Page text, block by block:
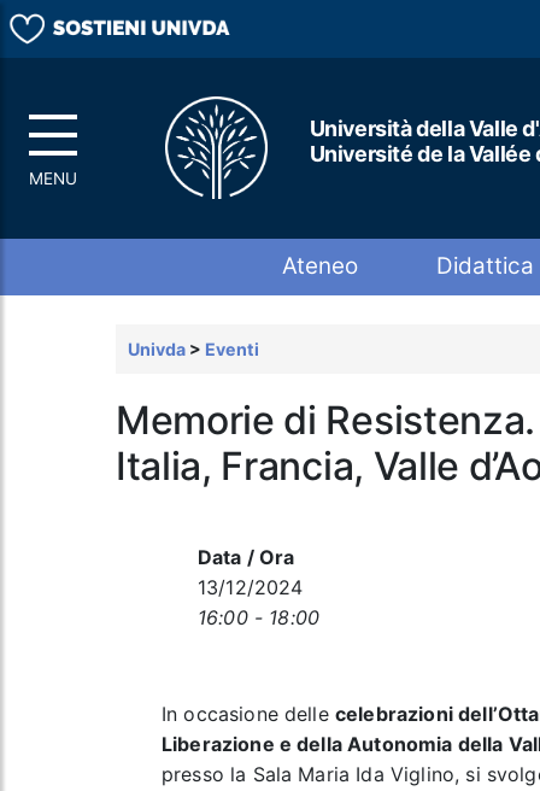
Università della Valle
Université de la Vallée
Ateneo Didattica
Univda > Eventi
Memorie di
Italia, Francia, Valle
Data / Ora
13/12/2024
16:00 - 18:00
In occasione delle celebrazioni
Liberazione e della Autonomia della
presso la Sala Maria Ida Viglino, si